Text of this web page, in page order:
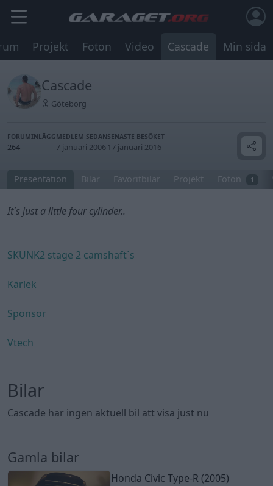
Projekt Foton Video Cascade Min sida
Cascade
Göteborg
FORUMINLÄGG
264
MEDLEM SEDAN
7 januari 2006
SENASTE BESÖKET
17 januari 2016
Presentation Bilar Favoritbilar Projekt Foton 1
It´s just a little four cylinder..
SKUNK2 stage 2 camshaft´s
Kärlek
Sponsor
Vtech
Bilar
Cascade har ingen aktuell bil att visa just nu
Gamla bilar
Honda Civic Type-R (2005)